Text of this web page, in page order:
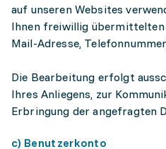
auf unseren Websites
Ihnen freiwillig übermittelten
Mail-Adresse,
Die Bearbeitung erfolgt
Ihres Anliegens, zur
Erbringung der angefragten
c) Benutzerkonto